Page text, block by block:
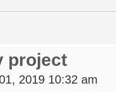
project
2019 10:32 am